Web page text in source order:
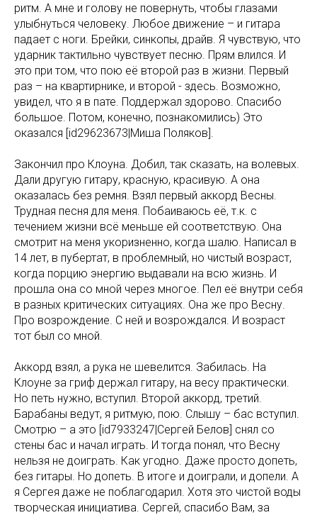
ритм. А мне и голову не повернуть, чтобы глазами
улыбнуться человеку. Любое движение – и гитара
падает с ноги. Брейки, синкопы, драйв. Я чувствую, что
ударник тактильно чувствует песню. Прям влился. И
это при том, что пою её второй раз в жизни. Первый
раз – на квартирнике, и второй - здесь. Возможно,
увидел, что я в пате. Поддержал здорово. Спасибо
большое. Потом, конечно, познакомились) Это
оказался [id29623673|Миша Поляков].
Закончил про Клоуна. Добил, так сказать, на волевых.
Дали другую гитару, красную, красивую. А она
оказалась без ремня. Взял первый аккорд Весны.
Трудная песня для меня. Побаиваюсь её, т.к. с
течением жизни всё меньше ей соответствую. Она
смотрит на меня укоризненно, когда шалю. Написал в
14 лет, в пубертат, в проблемный, но чистый возраст,
когда порцию энергию выдавали на всю жизнь. И
прошла она со мной через многое. Пел её внутри себя
в разных критических ситуациях. Она же про Весну.
Про возрождение. С ней и возрождался. И возраст
тот был со мной.
Аккорд взял, а рука не шевелится. Забилась. На
Клоуне за гриф держал гитару, на весу практически.
Но петь нужно, вступил. Второй аккорд, третий.
Барабаны ведут, я ритмую, пою. Слышу – бас вступил.
Смотрю – а это [id7933247|Сергей Белов] снял со
стены бас и начал играть. И тогда понял, что Весну
нельзя не доиграть. Как угодно. Даже просто допеть,
без гитары. Но допеть. В итоге и доиграли, и допели. А
я Сергея даже не поблагодарил. Хотя это чистой воды
творческая инициатива. Сергей, спасибо Вам, за